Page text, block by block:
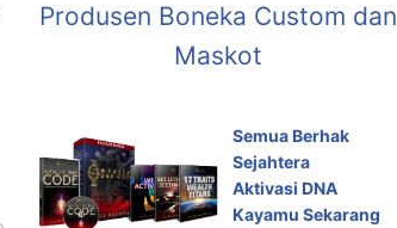
Produsen Boneka Custom dan
Maskot
Semua Berhak
Sejahtera
Aktivasi DNA
Kayamu Sekarang